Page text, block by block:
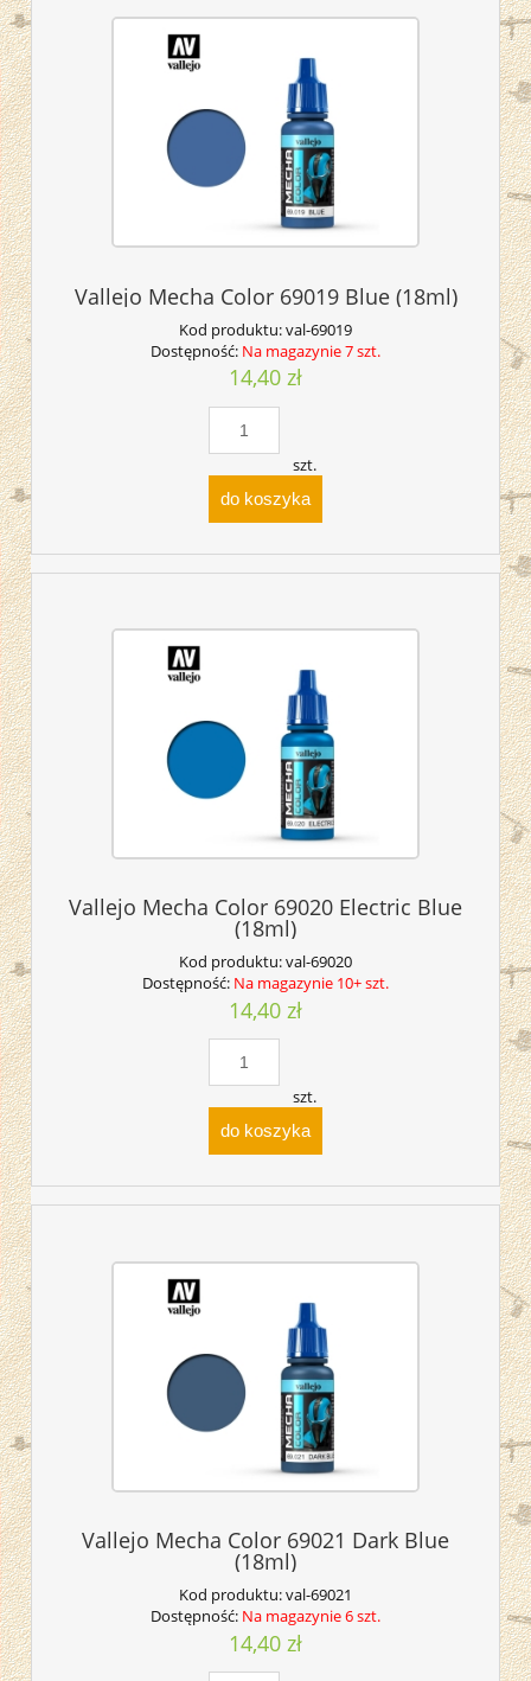
Vallejo Mecha Color 69019 Blue (18ml)
Kod produktu:val-69019
Dostępność: Na magazynie 7 szt.
14,40 zł
szt.
do koszyka
Vallejo Mecha Color 69020 Electric Blue
(18ml)
Kod produktu:val-69020
Dostępność: Na magazynie 10+ szt.
14,40 zł
szt.
do koszyka
Vallejo Mecha Color 69021 Dark Blue
(18ml)
Kod produktu:val-69021
Dostępność: Na magazynie 6 szt.
14,40 zł